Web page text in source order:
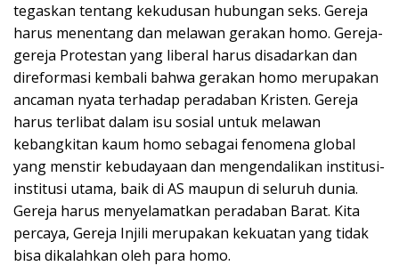
tegaskan tentang kekudusan hubungan seks. Gereja
harus menentang dan melawan gerakan homo. Gereja-
gereja Protestan yang liberal harus disadarkan dan
direformasi kembali bahwa gerakan homo merupakan
ancaman nyata terhadap peradaban Kristen. Gereja
harus terlibat dalam isu sosial untuk melawan
kebangkitan kaum homo sebagai fenomena global
yang menstir kebudayaan dan mengendalikan institusi-
institusi utama, baik di AS maupun di seluruh dunia.
Gereja harus menyelamatkan peradaban Barat. Kita
percaya, Gereja Injili merupakan kekuatan yang tidak
bisa dikalahkan oleh para homo.